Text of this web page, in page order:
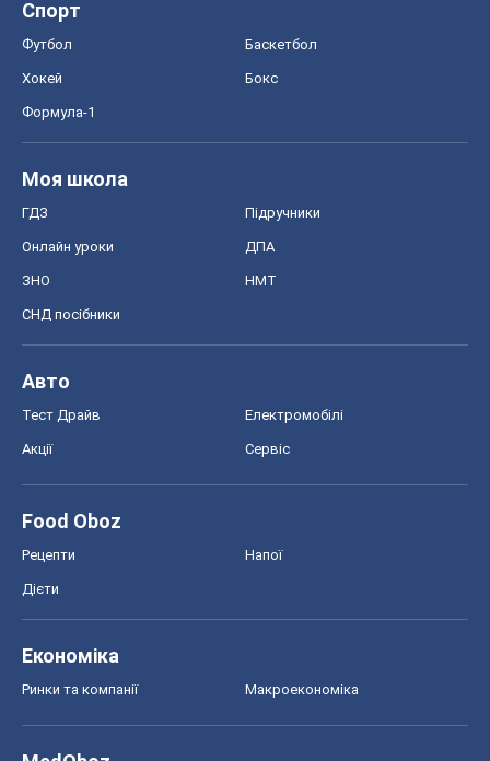
Спорт
Футбол Баскетбол
Хокей Бокс
Формула-1
Моя школа
ГДЗ Підручники
Онлайн уроки ДПА
ЗНО НМТ
СНД посібники
Авто
Тест Драйв Електромобілі
Акції Сервіс
Food Oboz
Рецепти Напої
Дієти
Економіка
Ринки та компанії Макроекономіка